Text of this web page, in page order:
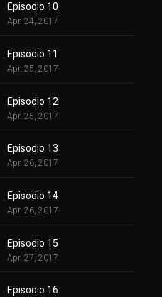
Episodio 10
Apr. 24, 2017
Episodio 11
Apr. 25, 2017
Episodio 12
Apr. 25, 2017
Episodio 13
Apr. 26, 2017
Episodio 14
Apr. 26, 2017
Episodio 15
Apr. 27, 2017
Episodio 16